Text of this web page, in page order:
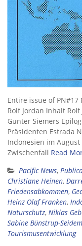
Entire issue of
Rolf Jordan Inhalt
Günter Siemers
Präsidenten Estrada
Indonesien im
Zwischenfall Read
Pacific News,
Christiane Heinen,
Friedensabkommen,
Heinz Olaf Franken,
Naturschutz, Niklas
Sabine Bünstrup-
Tourismusentwicklung